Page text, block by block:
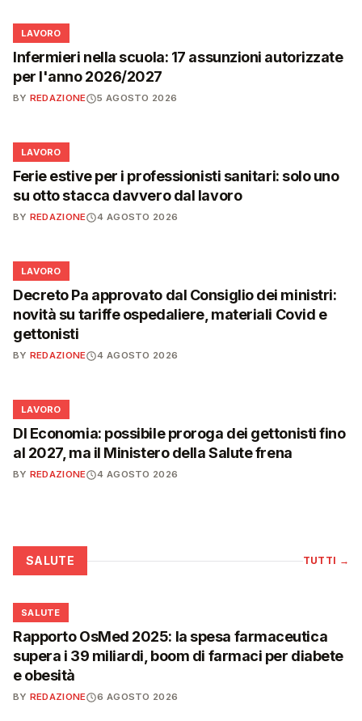
💼
LAVORO
Infermieri nella scuola: 17 assunzioni autorizzate
per l'anno 2026/2027
BY REDAZIONE 5 AGOSTO 2026
💼
LAVORO
Ferie estive per i professionisti sanitari: solo uno
su otto stacca davvero dal lavoro
BY REDAZIONE 4 AGOSTO 2026
💼
LAVORO
Decreto Pa approvato dal Consiglio dei ministri:
novità su tariffe ospedaliere, materiali Covid e
gettonisti
BY REDAZIONE 4 AGOSTO 2026
💼
LAVORO
Dl Economia: possibile proroga dei gettonisti fino
al 2027, ma il Ministero della Salute frena
BY REDAZIONE 4 AGOSTO 2026
SALUTE TUTTI →
❤️
SALUTE
Rapporto OsMed 2025: la spesa farmaceutica
supera i 39 miliardi, boom di farmaci per diabete
e obesità
BY REDAZIONE 6 AGOSTO 2026